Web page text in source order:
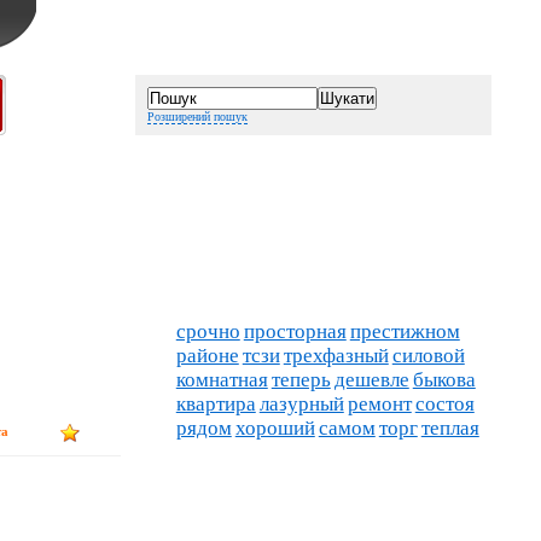
Розширений пошук
срочно просторнаяпрестижном
районе тсзитрехфазныйсиловой
комнатнаятеперьдешевле быкова
квартиралазурныйремонтсостоя
рядомхорошийсамомторгтеплая